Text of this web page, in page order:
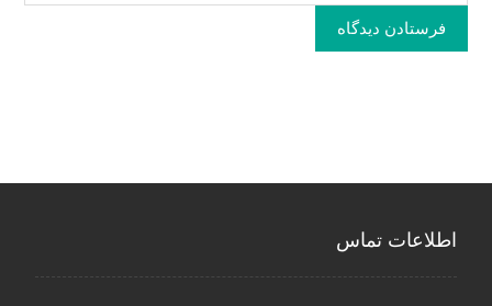
فرستادن دیدگاه
اطلاعات تماس